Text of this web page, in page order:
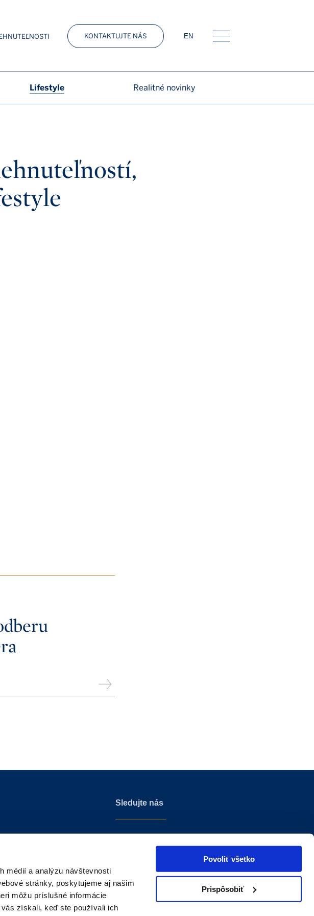
médií a analýzu návštevnosti
stránky, poskytujeme aj našim
môžu príslušné informácie
získali, keď ste používali ich
Povoliť všetko
Prispôsobiť
KONTAKTUJTE NÁS
EN
Lifestyle Realitné novinky
Sledujte nás